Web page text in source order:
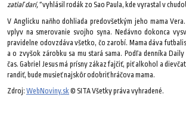
zatiaľ darí,“vyhlásil rodák zo Sao Paula, kde vyrastal v
V Anglicku naňho dohliada predovšetkým jeho mama
vplyv na smerovanie svojho syna. Nedávno dokonca
pravidelne odovzdáva všetko, čo zarobí. Mama dáva
a o zvyšok zárobku sa mu stará sama. Podľa denníka
čas. Gabriel Jesus má prísny zákaz fajčiť, piť alkohol a
randiť, bude musieť najskôr odobriť hráčova mama.
Zdroj: WebNoviny.sk© SITA Všetky práva vyhradené.